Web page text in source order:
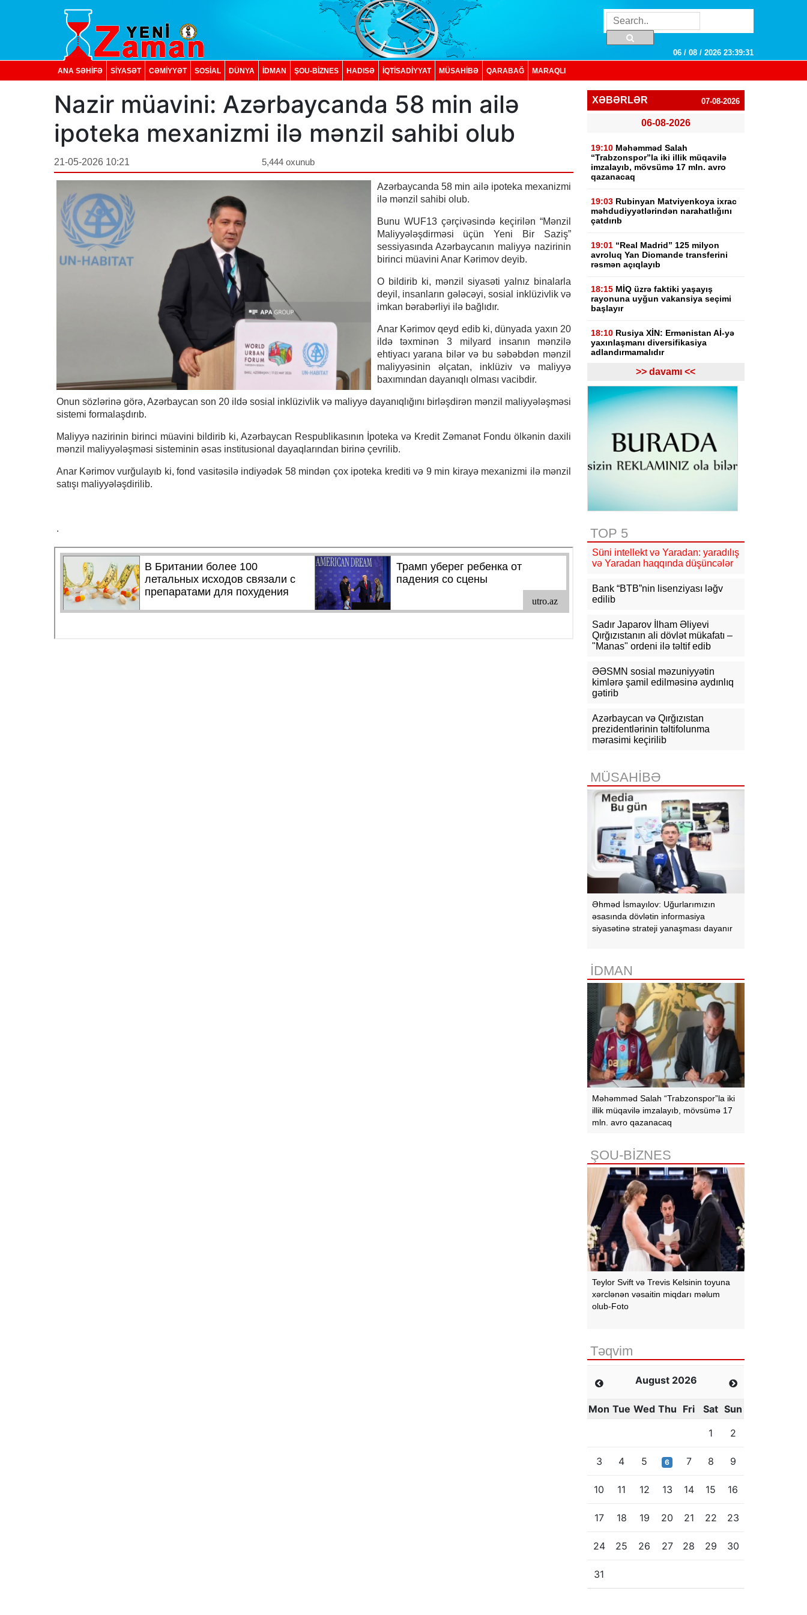
06 / 08 / 2026 23:39:32
ANA SƏHİFƏ SİYASƏT CƏMİYYƏT SOSIAL DÜNYA İDMAN ŞOU-BİZNES HADISƏ İQTISADIYYAT MÜSAHİBƏ QARABAĞ MARAQLI
Nazir müavini: Azərbaycanda 58 min ailə
ipoteka mexanizmi ilə mənzil sahibi olub
21-05-2026 10:21 5,444 oxunub
Azərbaycanda 58 min ailə ipoteka mexanizmi
ilə mənzil sahibi olub.
Bunu WUF13 çərçivəsində keçirilən “Mənzil
Maliyyələşdirməsi üçün Yeni Bir Saziş”
sessiyasında Azərbaycanın maliyyə nazirinin
birinci müavini Anar Kərimov deyib.
O bildirib ki, mənzil siyasəti yalnız binalarla
deyil, insanların gələcəyi, sosial inklüzivlik və
imkan bərabərliyi ilə bağlıdır.
Anar Kərimov qeyd edib ki, dünyada yaxın 20
ildə təxminən 3 milyard insanın mənzilə
ehtiyacı yarana bilər və bu səbəbdən mənzil
maliyyəsinin əlçatan, inklüziv və maliyyə
baxımından dayanıqlı olması vacibdir.
Onun sözlərinə görə, Azərbaycan son 20 ildə sosial inklüzivlik və maliyyə dayanıqlığını birləşdirən mənzil maliyyələşməsi
sistemi formalaşdırıb.
Maliyyə nazirinin birinci müavini bildirib ki, Azərbaycan Respublikasının İpoteka və Kredit Zəmanət Fondu ölkənin daxili
mənzil maliyyələşməsi sisteminin əsas institusional dayaqlarından birinə çevrilib.
Anar Kərimov vurğulayıb ki, fond vasitəsilə indiyədək 58 mindən çox ipoteka krediti və 9 min kirayə mexanizmi ilə mənzil
satışı maliyyələşdirilib.
.
XƏBƏRLƏR 07-08-2026
06-08-2026
19:10 Məhəmməd Salah
“Trabzonspor”la iki illik müqavilə
imzalayıb, mövsümə 17 mln. avro
qazanacaq
19:03 Rubinyan Matviyenkoya ixrac
məhdudiyyətlərindən narahatlığını
çatdırıb
19:01 “Real Madrid” 125 milyon
avroluq Yan Diomande transferini
rəsmən açıqlayıb
18:15 MİQ üzrə faktiki yaşayış
rayonuna uyğun vakansiya seçimi
başlayır
18:10 Rusiya XİN: Ermənistan Aİ-yə
yaxınlaşmanı diversifikasiya
adlandırmamalıdır
Rasim İldırımzadə, Zaur
Mirzəzadə və Qoşqar Məmmədovun
apellyasiya şikayəti üzrə məhkəmə
başlayıb
azərbaycanlı sürücülərin gömrükdə
saxlanılması məsələsini araşdırır
çırpılıb, ölən və xəsarət alanlar var -
FOTO
16:31 Bu il dövlət büdcəsinə 11,5
mlrd. manata yaxın vergi daxil olub
16:04
Tramp zəng etdi - Pentaqonda
təcili iclas təyin olundu
15:53 Ceyhun Bayramov: Rusiya və
Ukrayna arasındakı hərbi
əməliyyatlar ən qısa zamanda
15:41 İranda “Mossad”la əlaqəli 20-
dən çox şəxsin saxlanıldığı bildirilir
15:26 Kiyevdə Azərbaycan və
Ukrayna xarici işlər nazirlərinin
görüşü olub
Azərbaycan Xalq Cümhuriyyətinin
diplomatik irsinə aid arxiv sənədləri
ilə tanış olub
>> davamı <<
TOP 5
Süni intellekt və Yaradan: yaradılış
və Yaradan haqqında düşüncələr
Bank “BTB”nin lisenziyası ləğv
edilib
Sadır Japarov İlham Əliyevi
Qırğızıstanın ali dövlət mükafatı –
"Manas" ordeni ilə təltif edib
ƏƏSMN sosial məzuniyyətin
kimlərə şamil edilməsinə aydınlıq
gətirib
Azərbaycan və Qırğızıstan
prezidentlərinin təltifolunma
mərasimi keçirilib
MÜSAHİBƏ
Əhməd İsmayılov: Uğurlarımızın
əsasında dövlətin informasiya
siyasətinə strateji yanaşması dayanır
İDMAN
Məhəmməd Salah “Trabzonspor”la iki
illik müqavilə imzalayıb, mövsümə 17
mln. avro qazanacaq
ŞOU-BİZNES
Teylor Svift və Trevis Kelsinin toyuna
xərclənən vəsaitin miqdarı məlum
olub-Foto
Təqvim
August 2026
Mon Tue Wed Thu Fri Sat Sun
1
2
3 4 5 6 7 8 9
10 11 12 13 14 15 16
17 18 19 20 21 22 23
24 25 26 27 28 29 30
31